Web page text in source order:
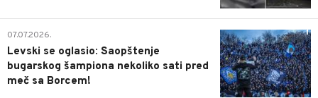
1
07.07.2026.
Levski se oglasio: Saopštenje
bugarskog šampiona nekoliko sati pred
meč sa Borcem!